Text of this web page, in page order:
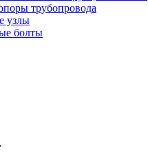
трубопровода
узлы
болты